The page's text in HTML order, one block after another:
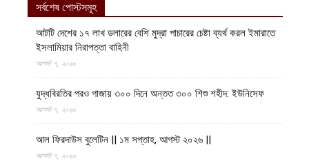
সর্বশেষ পোস্টসমূহ
আটটি দেশের ১৭ লাখ ডলারের বেশি মুদ্রা পাচারের চেষ্টা ব্যর্থ করল ইমারাতে
ইসলামিয়ার নিরাপত্তা বাহিনী
আগস্ট ৭, ২০২৬
যুদ্ধবিরতির পরও গাজায় ৩০০ দিনে অন্তত ৩০০ শিশু শহীদ: ইউনিসেফ
আগস্ট ৭, ২০২৬
আল ফিরদাউস বুলেটিন || ১ম সপ্তাহ, আগস্ট ২০২৬ ||
আগস্ট ৭, ২০২৬